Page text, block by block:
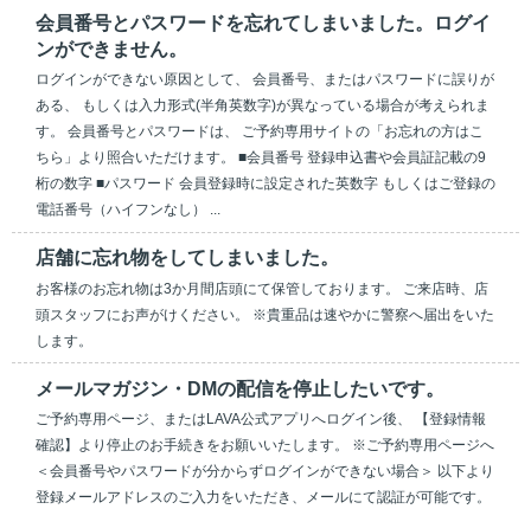
会員番号とパスワードを忘れてしまいました。ログイ
ンができません。
ログインができない原因として、 会員番号、またはパスワードに誤りが
ある、 もしくは入力形式(半角英数字)が異なっている場合が考えられま
す。 会員番号とパスワードは、 ご予約専用サイトの「お忘れの方はこ
ちら」より照合いただけます。 ■会員番号 登録申込書や会員証記載の9
桁の数字 ■パスワード 会員登録時に設定された英数字 もしくはご登録の
電話番号（ハイフンなし） ...
店舗に忘れ物をしてしまいました。
お客様のお忘れ物は3か月間店頭にて保管しております。 ご来店時、店
頭スタッフにお声がけください。 ※貴重品は速やかに警察へ届出をいた
します。
メールマガジン・DMの配信を停止したいです。
ご予約専用ページ、またはLAVA公式アプリへログイン後、 【登録情報
確認】より停止のお手続きをお願いいたします。 ※ご予約専用ページへ
＜会員番号やパスワードが分からずログインができない場合＞ 以下より
登録メールアドレスのご入力をいただき、メールにて認証が可能です。